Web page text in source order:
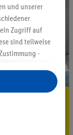
und unserer
Zugriff auf
sind teilweise
-
TCF
werden